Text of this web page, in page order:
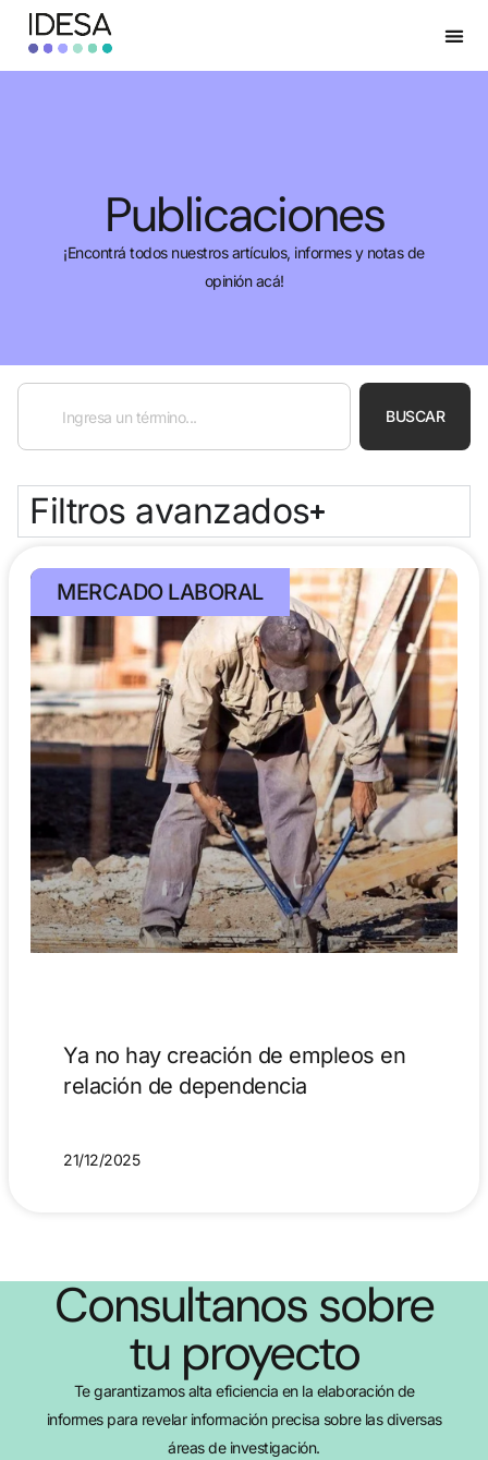
Publicaciones
¡Encontrá todos nuestros artículos, informes y notas de
opinión acá!
BUSCAR
Filtros avanzados
MERCADO LABORAL
Ya no hay creación de empleos en
relación de dependencia
21/12/2025
Consultanos sobre
tu proyecto
Te garantizamos alta eficiencia en la elaboración de
informes para revelar información precisa sobre las diversas
áreas de investigación.